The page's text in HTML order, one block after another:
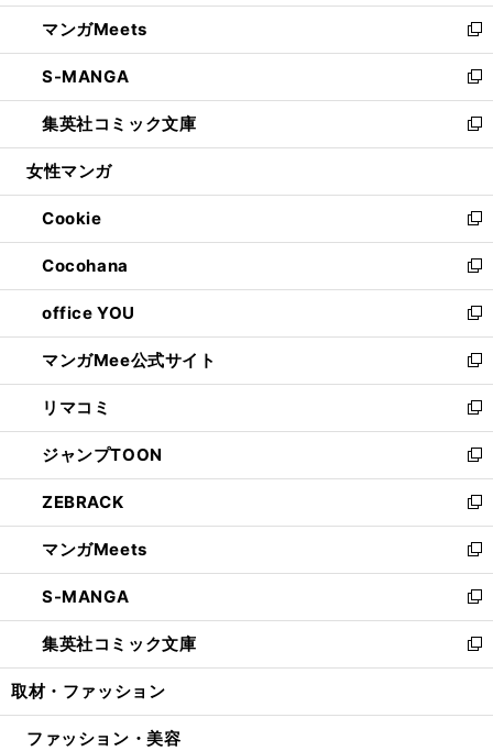
開
く
ウ
で
開
く
ン
ド
ウ
で
開
く
ウ
ィ
ン
ド
ウ
で
開
し
い
ウ
ィ
ン
ド
ウ
開
く
マンガMeets
新
し
い
ウ
ィ
ン
ウ
で
開
く
S-MANGA
新
し
い
ウ
ン
ド
ウ
で
開
く
集英社コミック文庫
新
し
ウ
ィ
ン
ド
ウ
で
開
く
女性マンガ
Cookie
新
し
い
ウ
ィ
ン
ド
ウ
で
開
く
Cocohana
新
し
い
ウ
ィ
ン
ド
ウ
で
開
く
office YOU
新
し
い
ウ
ィ
ン
ド
ウ
で
開
く
マンガMee公式サイト
新
し
い
ウ
ィ
ン
ド
ウ
で
開
く
リマコミ
新
し
い
ウ
ィ
ン
ド
ウ
で
開
く
ジャンプTOON
新
し
い
ウ
ィ
ン
ド
ウ
で
開
ZEBRACK
新
し
い
ウ
ィ
ン
ド
ウ
開
マンガMeets
新
し
い
ウ
ィ
ン
ウ
S-MANGA
新
し
い
ウ
ン
集英社コミック文庫
新
し
ウ
取材・ファッション
ファッション・美容